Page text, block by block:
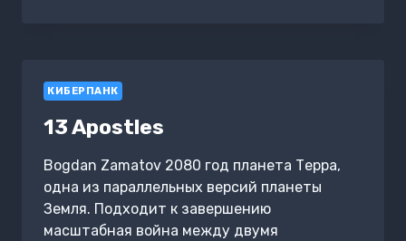
КИБЕРПАНК
13 Apostles
Bogdan Zamatov 2080 год планета Терра,
одна из параллельных версий планеты
Земля. Подходит к завершению
масштабная война между двумя